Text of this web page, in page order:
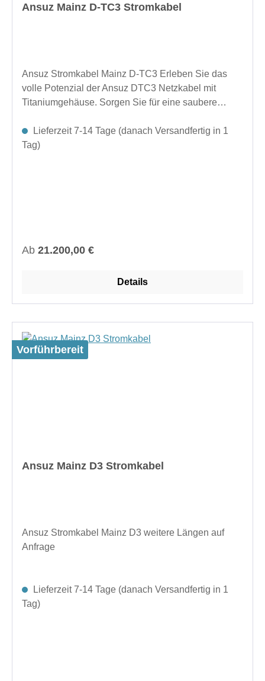
Ansuz Mainz D-TC3 Stromkabel
Ansuz Stromkabel Mainz D-TC3 Erleben Sie das
volle Potenzial der Ansuz DTC3 Netzkabel mit
Titaniumgehäuse. Sorgen Sie für eine saubere
und Leistung in Ihrem HiFi-System.weitere Längen
auf Anfrage
Lieferzeit 7-14 Tage (danach Versandfertig in 1
Tag)
Regulärer Preis:
Ab 21.200,00 €
Details
Vorführbereit
Ansuz Mainz D3 Stromkabel
Ansuz Stromkabel Mainz D3 weitere Längen auf
Anfrage
Lieferzeit 7-14 Tage (danach Versandfertig in 1
Tag)